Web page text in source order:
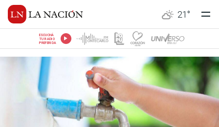
21 °
ESCUCHÁ
TU RADIO
PREFERIDA